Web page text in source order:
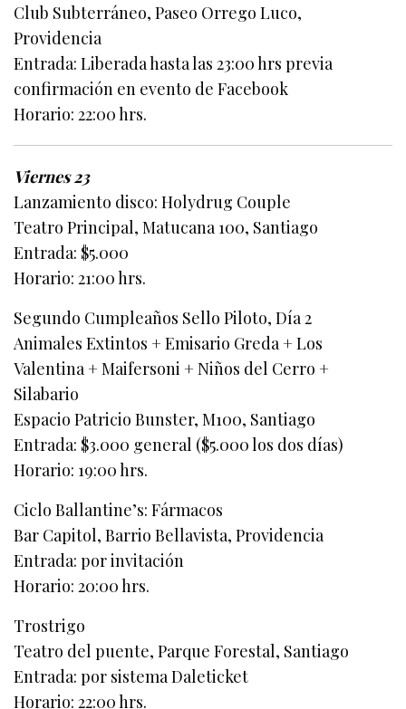
Club Subterráneo, Paseo Orrego Luco,
Providencia
Entrada: Liberada hasta las 23:00 hrs previa
confirmación en evento de Facebook
Horario: 22:00 hrs.
Viernes 23
Lanzamiento disco: Holydrug Couple
Teatro Principal, Matucana 100, Santiago
Entrada: $5.000
Horario: 21:00 hrs.
Segundo Cumpleaños Sello Piloto, Día 2
Animales Extintos + Emisario Greda + Los
Valentina + Maifersoni + Niños del Cerro +
Silabario
Espacio Patricio Bunster, M100, Santiago
Entrada: $3.000 general ($5.000 los dos días)
Horario: 19:00 hrs.
Ciclo Ballantine’s: Fármacos
Bar Capitol, Barrio Bellavista, Providencia
Entrada: por invitación
Horario: 20:00 hrs.
Trostrigo
Teatro del puente, Parque Forestal, Santiago
Entrada: por sistema Daleticket
Horario: 22:00 hrs.